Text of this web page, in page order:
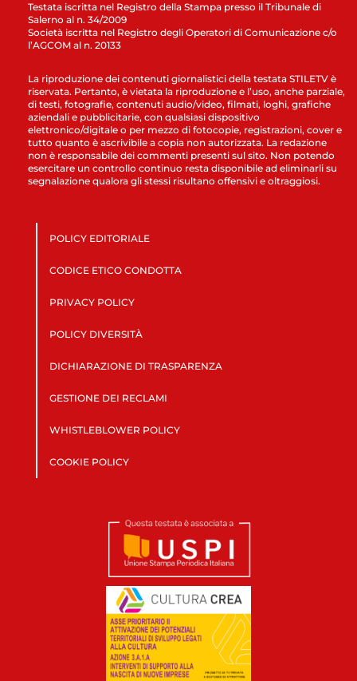
Testata iscritta nel Registro della Stampa presso il Tribunale di
Salerno al n. 34/2009
Società iscritta nel Registro degli Operatori di Comunicazione c/o
l’AGCOM al n. 20133
La riproduzione dei contenuti giornalistici della testata STILETV è
riservata. Pertanto, è vietata la riproduzione e l’uso, anche parziale,
di testi, fotografie, contenuti audio/video, filmati, loghi, grafiche
aziendali e pubblicitarie, con qualsiasi dispositivo
elettronico/digitale o per mezzo di fotocopie, registrazioni, cover e
tutto quanto è ascrivibile a copia non autorizzata. La redazione
non è responsabile dei commenti presenti sul sito. Non potendo
esercitare un controllo continuo resta disponibile ad eliminarli su
segnalazione qualora gli stessi risultano offensivi e oltraggiosi.
POLICY EDITORIALE
CODICE ETICO CONDOTTA
PRIVACY POLICY
POLICY DIVERSITÀ
DICHIARAZIONE DI TRASPARENZA
GESTIONE DEI RECLAMI
WHISTLEBLOWER POLICY
COOKIE POLICY